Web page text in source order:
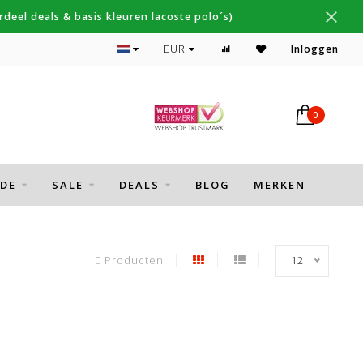
deals & basis kleuren lacoste polo´s)
Topmerken Thomas Maine, Cavallaro, Desoto
EUR Inloggen
0
SALE DEALS BLOG MERKEN
0 Producten 12